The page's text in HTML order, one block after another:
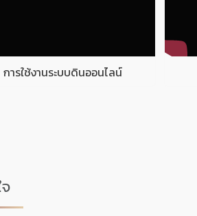
การใช้งานระบบดินออนไลน์